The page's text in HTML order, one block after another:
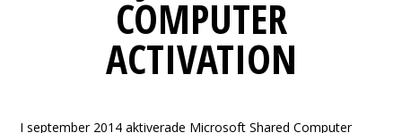
COMPUTER
ACTIVATION
I september 2014 aktiverade Microsoft Shared Computer